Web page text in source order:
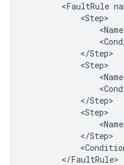
<FaultRule
            <Step>
            </Step>
            <Step>
            </Step>
            <Step>
            </Step>